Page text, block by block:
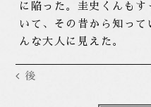
に陥った。圭史くんも
いて、その昔から知っ
んな大人に見えた。
後